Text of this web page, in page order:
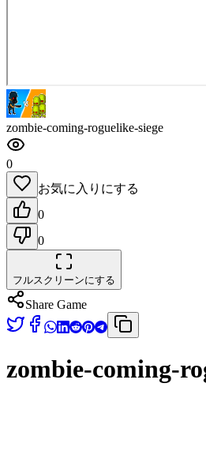
zombie-coming-roguelike-siege
0
お気に入りにする
0
0
フルスクリーンにする
Share Game
zombie-coming-